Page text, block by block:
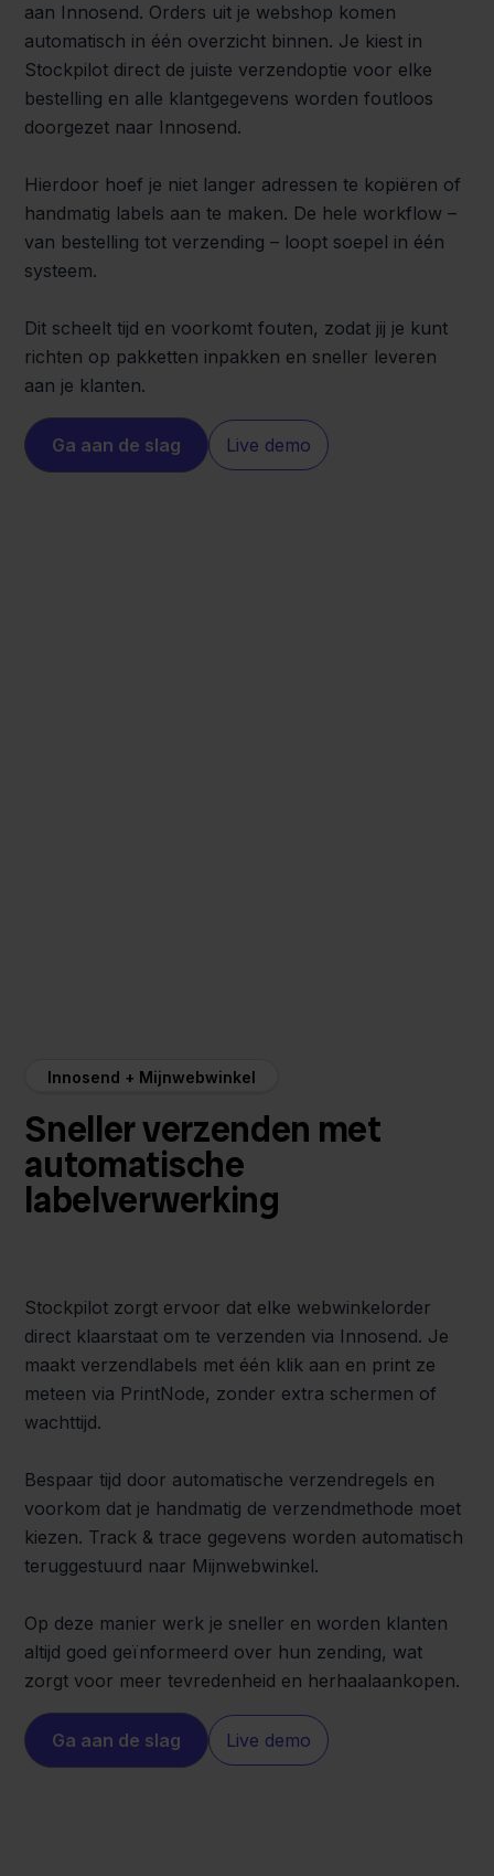
aan Innosend. Orders uit je webshop komen
automatisch in één overzicht binnen. Je kiest in
Stockpilot direct de juiste verzendoptie voor elke
bestelling en alle klantgegevens worden foutloos
doorgezet naar Innosend.
Hierdoor hoef je niet langer adressen te kopiëren of
handmatig labels aan te maken. De hele workflow –
van bestelling tot verzending – loopt soepel in één
systeem.
Dit scheelt tijd en voorkomt fouten, zodat jij je kunt
richten op pakketten inpakken en sneller leveren
aan je klanten.
Ga aan de slag Live demo
Innosend + Mijnwebwinkel
Sneller verzenden met
automatische
labelverwerking
Stockpilot zorgt ervoor dat elke webwinkelorder
direct klaarstaat om te verzenden via Innosend. Je
maakt verzendlabels met één klik aan en print ze
meteen via PrintNode, zonder extra schermen of
wachttijd.
Bespaar tijd door automatische verzendregels en
voorkom dat je handmatig de verzendmethode moet
kiezen. Track & trace gegevens worden automatisch
teruggestuurd naar Mijnwebwinkel.
Op deze manier werk je sneller en worden klanten
altijd goed geïnformeerd over hun zending, wat
zorgt voor meer tevredenheid en herhaalaankopen.
Ga aan de slag Live demo